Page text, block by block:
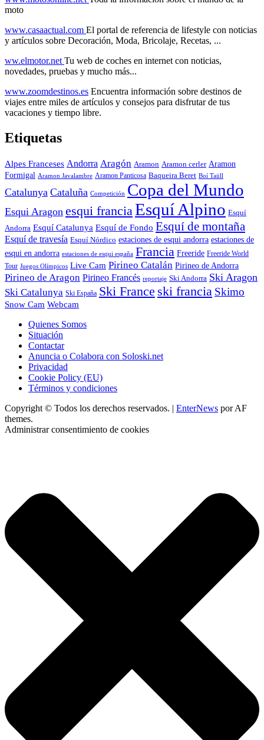
moto
www.casaactual.com El portal de referencia de lifestyle con noticias
y artículos sobre Decoración, Moda, Bricolaje, Recetas, ...
ww.elmotor.net Tu web de coches en internet con noticias,
novedades, pruebas y mucho más...
www.zoomdestinos.es Encuentra información sobre destinos de
viajes entre miles de artículos y consejos para disfrutar de tus
vacaciones y tiempo libre.
Etiquetas
Alpes Franceses Andorra Aragón Aramon Aramon cerler Aramon
Formigal Aramon Javalambre Aramon Panticosa Baqueira Beret Boí Taüll
Catalunya Cataluña Competición Copa del Mundo
Esqui Aragon esqui francia Esquí Alpino Esquí
Andorra Esquí Catalunya Esquí de Fondo Esquí de montaña
Esquí de travesía Esquí Nórdico estaciones de esqui andorra estaciones de
esqui en andorra estaciones de esqui españa Francia Freeride Freeride World
Tour Juegos Olímpicos Live Cam Pirineo Catalán Pirineo de Andorra
Pirineo de Aragon Pirineo Francés reportaje Ski Andorra Ski Aragon
Ski Catalunya Ski España Ski France ski francia Skimo
Snow Cam Webcam
Quienes Somos
Situación
Contactar
Anuncia o Colabora con Soloski.net
Privacidad
Cookie Policy (EU)
Términos y condiciones
Copyright © Todos los derechos reservados. | EnterNews por AF
themes.
Administrar consentimiento de cookies